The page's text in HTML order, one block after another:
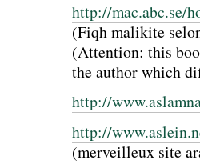
http://mac.abc.se/
(Fiqh malikite
(Attention: this
the author which
http://
http://
(merveilleux site